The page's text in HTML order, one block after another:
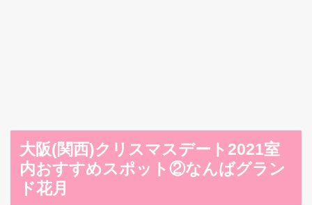
大阪(関西)クリスマスデート2021室
内おすすめスポット②なんばグラン
ド花月